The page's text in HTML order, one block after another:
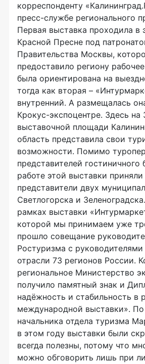
корреспонденту
пресс-службе регионального
Первая выставка проходила в
Красной Пресне под
Правительства Москвы,
предоставило региону
была ориентирована на
тогда как вторая –
внутренний. А размещалась
Крокус-экспоцентре. Здесь на
выставочной площади
область представила свои
возможности. Помимо
представителей гостиничного
работе этой выставки приняли
представители двух
Светлогорска и
рамках выставки
которой мы принимаем уже
прошло совещание
Ростуризма с
отрасли 73 регионов России.
региональное Министерство
получило памятный знак и
надёжность и стабильность в
международной выставки».
начальника отдела туризма
в этом году выставки были
всегда полезны, потому что
можно обговорить лишь при